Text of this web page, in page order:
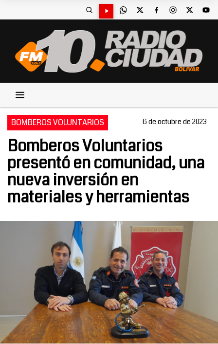
BOMBEROS VOLUNTARIOS 6 de octubre de 2023
Bomberos Voluntarios
presentó en comunidad, una
nueva inversión en
materiales y herramientas